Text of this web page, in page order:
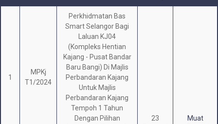
1
MPKj
T1/2024
Perkhidmatan Bas
Smart Selangor Bagi
Laluan KJ04
(Kompleks Hentian
Kajang - Pusat Bandar
Baru Bangi) Di Majlis
Perbandaran Kajang
Untuk Majlis
Perbandaran Kajang
Tempoh 1 Tahun
Dengan Pilihan
23
Muat